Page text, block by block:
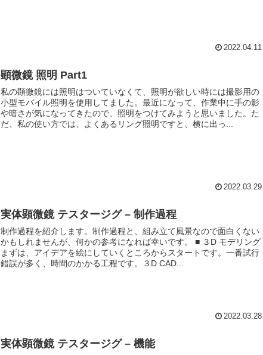
2022.04.11
顕微鏡 照明 Part1
私の顕微鏡には照明はついていなくて、照明が欲しい時には撮影用の
小型モバイル照明を使用してました。最近になって、作業中に手の影
や暗さが気になってきたので、照明をつけてみようと思いました。た
だ、私の使い方では、よくあるリング照明ですと、横に出っ...
2022.03.29
実体顕微鏡 テスタージグ – 制作過程
制作過程を紹介します。制作過程と、組み立て風景なので面白くない
かもしれませんが、何かの参考になれば幸いです。 ■ ３D モデリング
まずは、アイデアを絵にしていくところからスタートです。一番試行
錯誤が多く、時間のかかる工程です。３D CAD...
2022.03.28
実体顕微鏡 テスタージグ – 機能